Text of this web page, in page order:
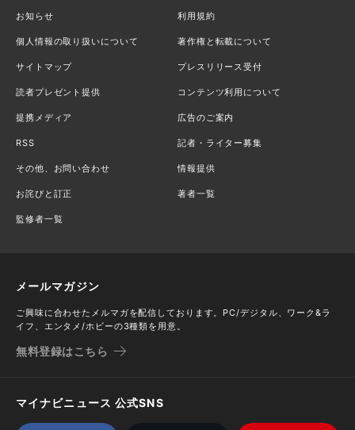
お知らせ 利用規約
個人情報の取り扱いについて 著作権と転載について
サイトマップ プレスリリース受付
読者プレゼント提供 コンテンツ利用について
提携メディア 広告のご案内
RSS 記者・ライター募集
その他、お問い合わせ 情報提供
お詫びと訂正 著者一覧
監修者一覧
メールマガジン
ご興味に合わせたメルマガを配信しております。PC/デジタル、ワーク&ラ
イフ、エンタメ/ホビーの3種類を用意。
無料登録はこちら
マイナビニュース 公式SNS